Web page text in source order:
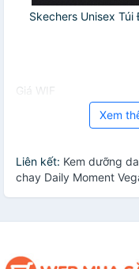
Skechers Unisex
Giá WIF
Xem
Liên kết: Kem dưỡng
chay Daily Moment